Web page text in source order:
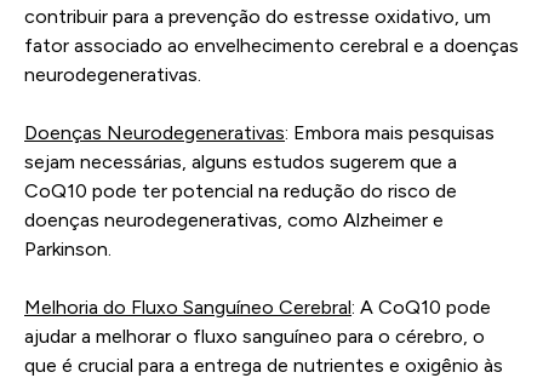
contribuir para a prevenção do estresse oxidativo, um
fator associado ao envelhecimento cerebral e a doenças
neurodegenerativas.
Doenças Neurodegenerativas: Embora mais pesquisas
sejam necessárias, alguns estudos sugerem que a
CoQ10 pode ter potencial na redução do risco de
doenças neurodegenerativas, como Alzheimer e
Parkinson.
Melhoria do Fluxo Sanguíneo Cerebral: A CoQ10 pode
ajudar a melhorar o fluxo sanguíneo para o cérebro, o
que é crucial para a entrega de nutrientes e oxigênio às